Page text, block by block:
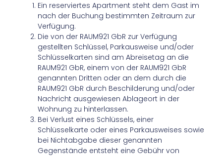
Ein reserviertes Apartment steht dem Gast im
nach der Buchung bestimmten Zeitraum zur
Verfügung.
Die von der RAUM921 GbR zur Verfügung
gestellten Schlüssel, Parkausweise und/oder
Schlüsselkarten sind am Abreisetag an die
RAUM921 GbR, einem von der RAUM921 GbR
genannten Dritten oder an dem durch die
RAUM921 GbR durch Beschilderung und/oder
Nachricht ausgewiesen Ablageort in der
Wohnung zu hinterlassen.
Bei Verlust eines Schlüssels, einer
Schlüsselkarte oder eines Parkausweises sowie
bei Nichtabgabe dieser genannten
Gegenstände entsteht eine Gebühr von